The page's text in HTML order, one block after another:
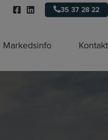
35 37 28 22
Markedsinfo Kontakt